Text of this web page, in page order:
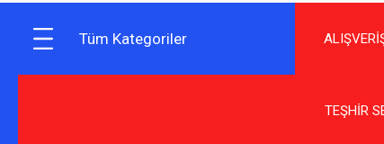
Tüm Kategoriler
TEŞHİR